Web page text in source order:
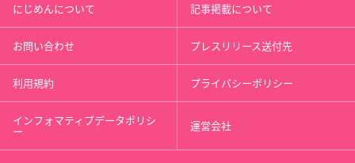
にじめんについて 記事掲載について
お問い合わせ プレスリリース送付先
利用規約 プライバシーポリシー
インフォマティブデータポリシ
ー 運営会社